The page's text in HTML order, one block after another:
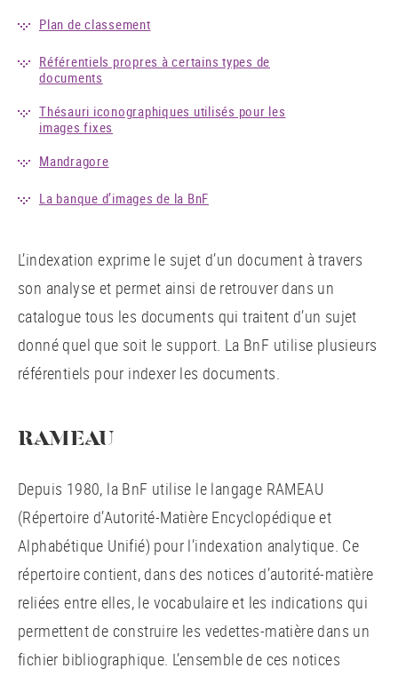
Plan de classement
Référentiels propres à certains types de
documents
Thésauri iconographiques utilisés pour les
images fixes
Mandragore
La banque d’images de la BnF
L’indexation exprime le sujet d’un document à travers
son analyse et permet ainsi de retrouver dans un
catalogue tous les documents qui traitent d’un sujet
donné quel que soit le support. La BnF utilise plusieurs
référentiels pour indexer les documents.
RAMEAU
Depuis 1980, la BnF utilise le langage RAMEAU
(Répertoire d’Autorité-Matière Encyclopédique et
Alphabétique Unifié) pour l’indexation analytique. Ce
répertoire contient, dans des notices d’autorité-matière
reliées entre elles, le vocabulaire et les indications qui
permettent de construire les vedettes-matière dans un
fichier bibliographique. L’ensemble de ces notices